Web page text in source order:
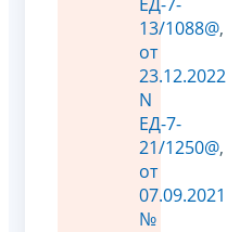
13/1088@,
от
23.12.2022
N
ЕД-7-
21/1250@,
от
07.09.2021
№